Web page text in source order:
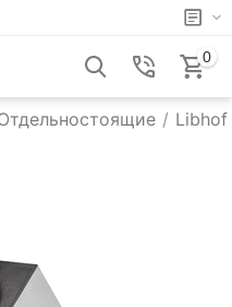
0
/ Libhof